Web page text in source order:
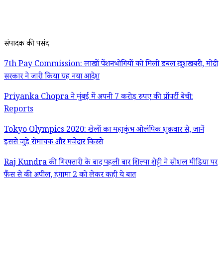
संपादक की पसंद
7th Pay Commission: लाखों पेंशनभोगियों को मिली डबल खुशखबरी, मोदी
सरकार ने जारी किया यह नया आदेश
Priyanka Chopra ने मुंबई में अपनी 7 करोड़ रुपए की प्रॉपर्टी बेची:
Reports
Tokyo Olympics 2020: खेलों का महाकुंभ ओलंपिक शुक्रवार से, जानें
इससे जुड़े रोमांचक और मजेदार किस्से
Raj Kundra की गिरफ्तारी के बाद पहली बार शिल्पा शेट्टी ने सोशल मीडिया पर
फैंस से की अपील, हंगामा 2 को लेकर कही ये बात